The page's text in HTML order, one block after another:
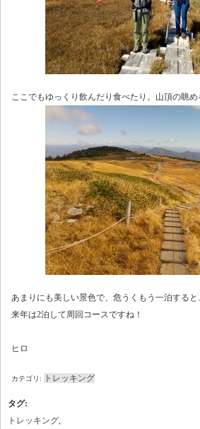
ここでもゆっくり飲んだり食べたり。山頂の眺め
あまりにも美しい景色で、危うくもう一泊する
来年は2泊して周回コースですね！
ヒロ
カテゴリ: トレッキング
タグ:
トレッキング